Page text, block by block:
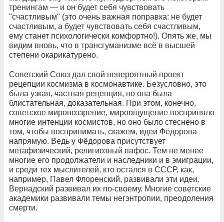
тренингам — и он будет себя чувствовать
"счастливым" (это очень важная поправка: не будет
счастливым, а будет чувствовать себя счастливым,
ему станет психологически комфортно!). Опять же, мы
видим вновь, что в трансгуманизме всё в высшей
степени окарикатурено.
Советский Союз дал свой невероятный проект
рецепции космизма в космонавтике. Безусловно, это
была узкая, частная рецепция, но она была
блистательная, доказательная. При этом, конечно,
советское мировоззрение, мироощущение восприняло
многие интенции космистов, но оно было стеснено в
том, чтобы воспринимать, скажем, идеи Фёдорова
напрямую. Ведь у Фёдорова присутствует
метафизический, религиозный пафос. Тем не менее
многие его продолжатели и наследники и в эмиграции,
и среди тех мыслителей, кто остался в СССР, как,
например, Павел Флоренский, развивали эти идеи.
Вернадский развивал их по-своему. Многие советские
академики развивали темы негэнтропии, преодоления
смерти.